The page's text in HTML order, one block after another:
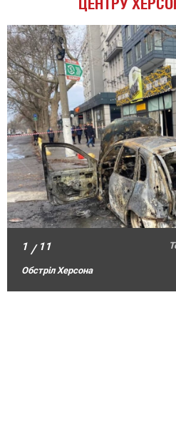
1 / 11
Обстріл Херсона